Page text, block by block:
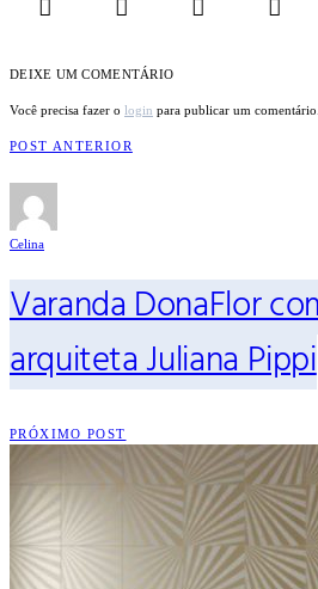
DEIXE UM COMENTÁRIO
Você precisa fazer o login para publicar um comentário.
POST ANTERIOR
Celina
Varanda DonaFlor
arquiteta Juliana Pippi
PRÓXIMO POST